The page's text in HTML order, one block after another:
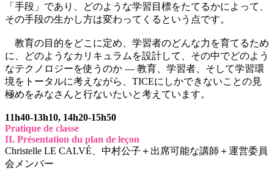
「手段」であり、どのような学習目標をたてるかによって、
その手段の生かし方は変わってくるという点です。
教育の目的をどこに定め、学習者のどんな力を育てるため
に、どのようなカリキュラムを設計して、その中でどのよう
なテクノロジーを使うのか ― 教育、学習者、そして学習環
境をトータルに考えながら、TICEにしかできないことの見
極めをみなさんと行ないたいと考えています。
11h40-13h10, 14h20-15h50
Pratique de classe
II. Présentation du plan de leçon
Christelle LE CALVÉ、中村公子＋出席可能な講師＋運営委員
会メンバー